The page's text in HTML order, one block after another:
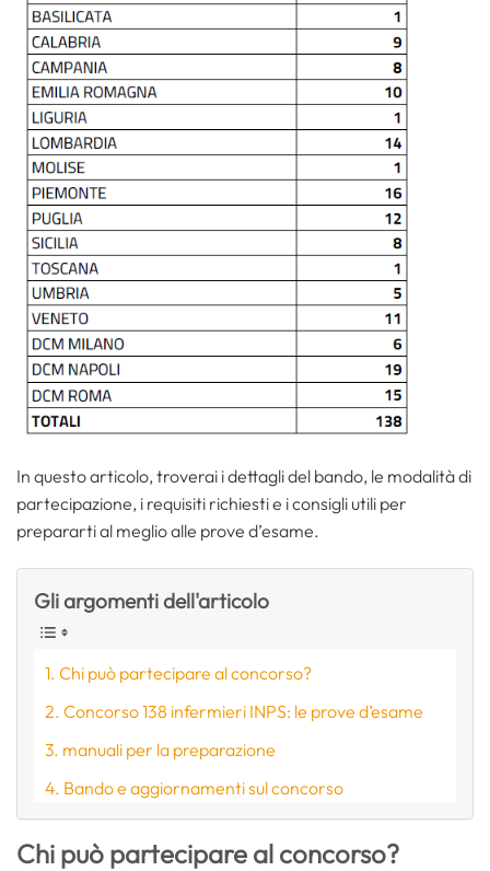
In questo articolo, troverai i dettagli del bando, le modalità di
partecipazione, i requisiti richiesti e i consigli utili per
prepararti al meglio alle prove d’esame.
Gli argomenti dell'articolo
Chi può partecipare al concorso?
Concorso 138 infermieri INPS: le prove d’esame
manuali per la preparazione
Bando e aggiornamenti sul concorso
Chi può partecipare al concorso?